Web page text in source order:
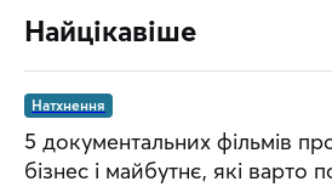
Найцікавіше
Натхнення
5 документальних фільмів про
бізнес і майбутнє, які варто